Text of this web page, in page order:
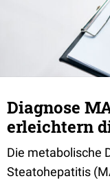
Diagnose
erleichtern
Die metabolische
Steatohepatitis